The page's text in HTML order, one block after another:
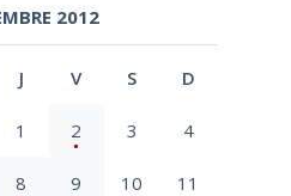
2012
J V S D
1 2 3 4
8 9 10 11